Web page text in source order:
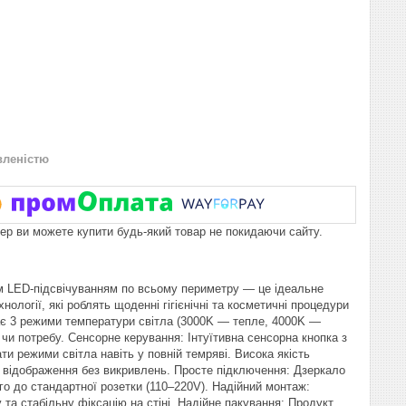
ви можете купити будь-який товар не покидаючи сайту.
LED-підсвічуванням по всьому периметру — це ідеальне
які роблять щоденні гігієнічні та косметичні процедури
3 режими температури світла (3000K — тепле, 4000K —
Сенсорне керування: Інтуїтивна сенсорна кнопка з
режими світла навіть у повній темряві. Висока якість
без викривлень. Просте підключення: Дзеркало
стандартної розетки (110–220V). Надійний монтаж:
стабільну фіксацію на стіні. Надійне пакування: Продукт